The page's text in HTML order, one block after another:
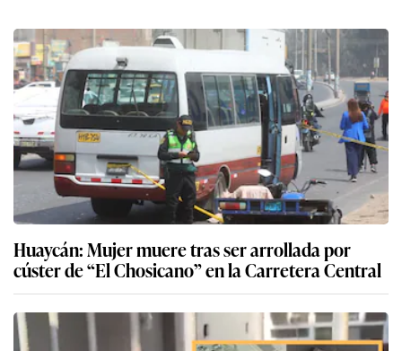
Huaycán: Mujer muere tras ser arrollada por
cúster de “El Chosicano” en la Carretera Central